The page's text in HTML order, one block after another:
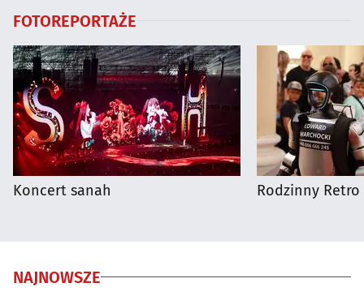
FOTOREPORTAŻE
Koncert sanah Rodzinny Retro
NAJNOWSZE